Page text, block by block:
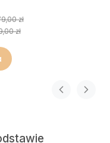
zł
zł